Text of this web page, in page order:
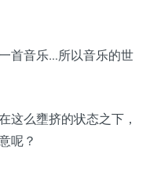
首音乐…所以音乐的世
这么壅挤的状态之下，
呢？